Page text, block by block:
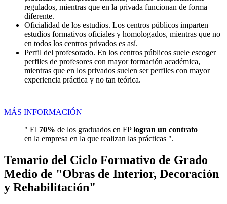
regulados, mientras que en la privada funcionan de forma
diferente.
Oficialidad de los estudios. Los centros públicos imparten
estudios formativos oficiales y homologados, mientras que no
en todos los centros privados es así.
Perfil del profesorado. En los centros públicos suele escoger
perfiles de profesores con mayor formación académica,
mientras que en los privados suelen ser perfiles con mayor
experiencia práctica y no tan teórica.
MÁS INFORMACIÓN
" El 70% de los graduados en FPlogran un contrato
en la empresa en la que realizan las prácticas ".
Temario del Ciclo Formativo de Grado
Medio de "Obras de Interior, Decoración
y Rehabilitación"